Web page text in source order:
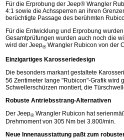
Für die Erprobung der Jeep® Wrangler
4:1 sowie die Achssperren an ihren
berüchtigte Passage des berühmten
Für die Entwicklung und Erprobung
Gesamtprüfungen wurden auch noch die
wird der Jeep®Wrangler Rubicon von der
Einzigartiges Karosseriedesign
Die besonders markant gestaltete
56 Zentimeter lange "Rubicon"‑Grafik
Schwellerschürzen montiert, die
Robuste Antriebsstrang-Alternativen
Der Jeep®Wrangler Rubicon hat
Drehmoment von 305 Nm bei 3.800/min.
Neue Innenausstattung paßt zum